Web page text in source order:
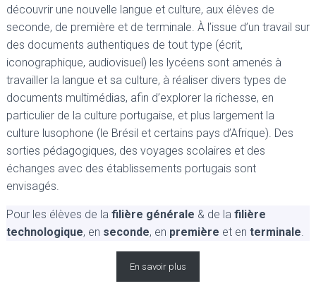
découvrir une nouvelle langue et culture, aux élèves de
seconde, de première et de terminale. À l’issue d’un travail sur
des documents authentiques de tout type (écrit,
iconographique, audiovisuel) les lycéens sont amenés à
travailler la langue et sa culture, à réaliser divers types de
documents multimédias, afin d’explorer la richesse, en
particulier de la culture portugaise, et plus largement la
culture lusophone (le Brésil et certains pays d’Afrique). Des
sorties pédagogiques, des voyages scolaires et des
échanges avec des établissements portugais sont
envisagés.
Pour les élèves de la filière générale & de la filière
technologique, en seconde, en première et en terminale.
En savoir plus